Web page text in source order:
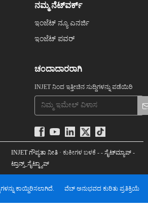
ನಮ್ಮ ನೆಟ್‌ವರ್ಕ್
ಇಂಜೆಟ್ ನ್ಯೂ ಎನರ್ಜಿ
ಇಂಜೆಟ್ ಪವರ್
ಚಂದಾದಾರರಾಗಿ
INJET ನಿಂದ ಇತ್ತೀಚಿನ ಸುದ್ದಿಗಳನ್ನು ಪಡೆಯಿರಿ
INJET ಗೌಪ್ಯತಾ ನೀತಿ· ಕುಕೀಗಳ ಬಳಕೆ - - ಸೈಟ್‌ಮ್ಯಾಪ್-
ಟ್ರಾನ್ಸ್_ಸೈಟ್ಮ್ಯಾಪ್
ಕಾಯ್ದಿರಿಸಲಾಗಿದೆ. ವೆಬ್ ಅನುಭವದ ಕುರಿತು ಪ್ರತಿಕ್ರಿಯೆ